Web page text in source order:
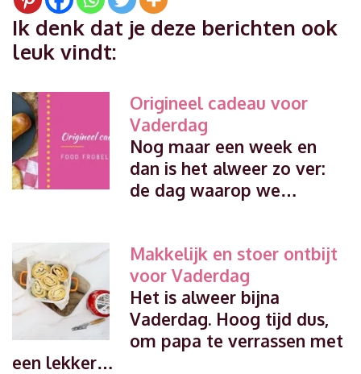
Ik denk dat je deze berichten ook
leuk vindt:
Origineel cadeau voor
Vaderdag
Nog maar een week en
dan is het alweer zo ver:
de dag waarop we…
Makkelijk en stoer ontbijt
voor Vaderdag
Het is alweer bijna
Vaderdag. Hoog tijd dus,
om papa te verrassen met
een lekker…